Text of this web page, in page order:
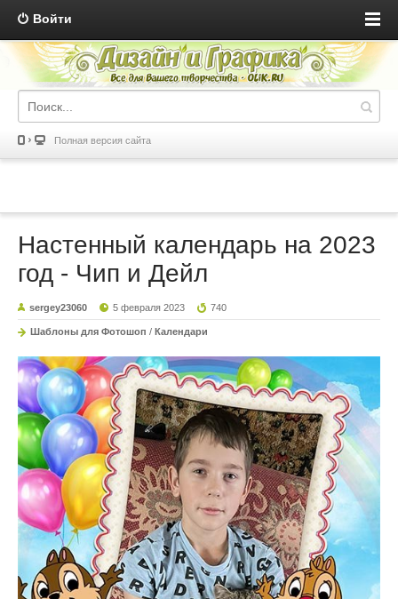
Войти
Полная версия сайта
Настенный календарь на 2023
год - Чип и Дейл
sergey23060 5 февраля 2023 740
Шаблоны для Фотошоп / Календари